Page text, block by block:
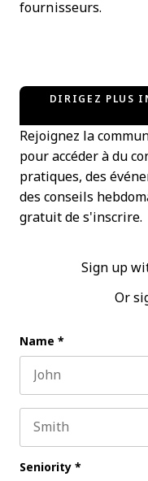
fournisseurs.
DIRIGEZ PLUS
Rejoignez la
pour accéder à du
pratiques, des
des conseils
gratuit de s'inscrire.
Sign up
Or
Name *
Seniority *